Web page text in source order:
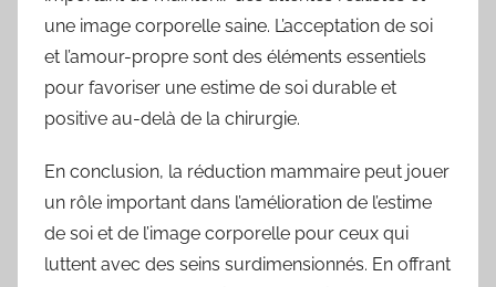
une image corporelle saine. L’acceptation de soi
et l’amour-propre sont des éléments essentiels
pour favoriser une estime de soi durable et
positive au-delà de la chirurgie.
En conclusion, la réduction mammaire peut jouer
un rôle important dans l’amélioration de l’estime
de soi et de l’image corporelle pour ceux qui
luttent avec des seins surdimensionnés. En offrant